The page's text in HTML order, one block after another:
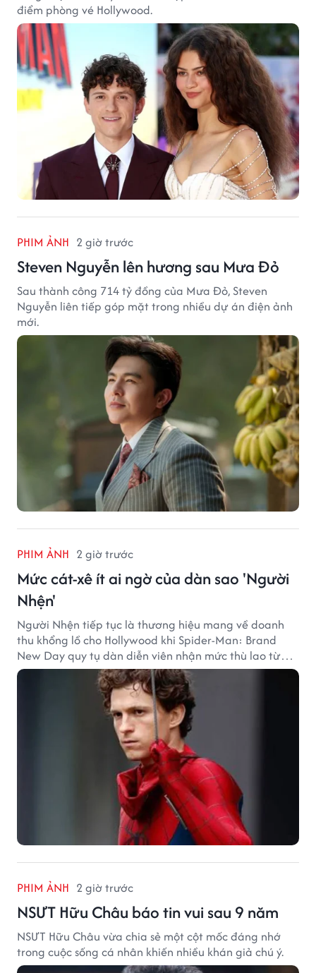
điểm phòng vé Hollywood.
PHIM ẢNH 2 giờ trước
Steven Nguyễn lên hương sau Mưa Đỏ
Sau thành công 714 tỷ đồng của Mưa Đỏ, Steven
Nguyễn liên tiếp góp mặt trong nhiều dự án điện ảnh
mới.
PHIM ẢNH 2 giờ trước
Mức cát-xê ít ai ngờ của dàn sao 'Người
Nhện'
Người Nhện tiếp tục là thương hiệu mang về doanh
thu khổng lồ cho Hollywood khi Spider-Man: Brand
New Day quy tụ dàn diễn viên nhận mức thù lao từ
hàng chục đến hàng trăm tỷ đồng. Thành công phòng
vé của bộ phim cũng giúp nhiều ngôi sao sở hữu khoản
thu nhập đáng mơ ước.
PHIM ẢNH 2 giờ trước
NSƯT Hữu Châu báo tin vui sau 9 năm
NSƯT Hữu Châu vừa chia sẻ một cột mốc đáng nhớ
trong cuộc sống cá nhân khiến nhiều khán giả chú ý.